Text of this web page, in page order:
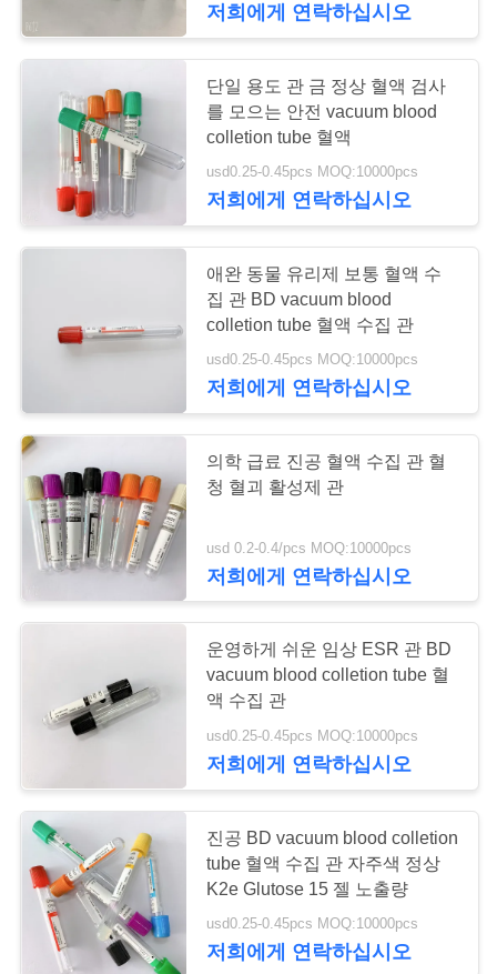
여
행
관
리
연
주
인
문
저희에게 연락하십시오
단일 용도 관 금 정상 혈액 검사
를 모으는 안전 vacuum blood
colletion tube 혈액
usd0.25-0.45pcs MOQ:10000pcs
저희에게 연락하십시오
애완 동물 유리제 보통 혈액 수
집 관 BD vacuum blood
colletion tube 혈액 수집 관
usd0.25-0.45pcs MOQ:10000pcs
저희에게 연락하십시오
의학 급료 진공 혈액 수집 관 혈
청 혈괴 활성제 관
usd 0.2-0.4/pcs MOQ:10000pcs
저희에게 연락하십시오
운영하게 쉬운 임상 ESR 관 BD
vacuum blood colletion tube 혈
액 수집 관
usd0.25-0.45pcs MOQ:10000pcs
저희에게 연락하십시오
진공 BD vacuum blood colletion
tube 혈액 수집 관 자주색 정상
K2e Glutose 15 젤 노출량
usd0.25-0.45pcs MOQ:10000pcs
저희에게 연락하십시오